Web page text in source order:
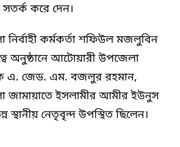
করে দেন।
কর্মকর্তা শফিউল মজলুবিন
অনুষ্ঠানে আটোয়ারী উপজেলা
এ. জেড. এম. বজলুর রহমান,
জামায়াতে ইসলামীর আমীর ইউনুস
স্থানীয় নেতৃবৃন্দ উপস্থিত ছিলেন।